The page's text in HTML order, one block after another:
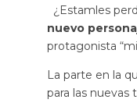
¿Estamles
nuevo
protagonista
La parte en la
para las nuevas